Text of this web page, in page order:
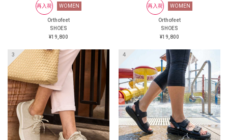
くない靴 #蒸れない靴 #疲れ
にくい靴
再入荷 WOMEN
Orthofeet
SHOES
¥19,800
再入荷 WOMEN
Orthofeet
SHOES
¥19,800
再入荷 WOMEN
Orthofeet
SHOES
¥19,800
WOMEN
Orthofeet
SHOES
¥24,200
再入荷